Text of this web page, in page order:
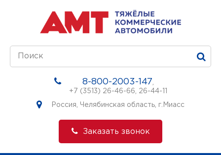
8-800-2003-147
+7 (3513) 26-46-66
26-44-11
Россия, Челябинская область, г.Миасс
Заказать звонок